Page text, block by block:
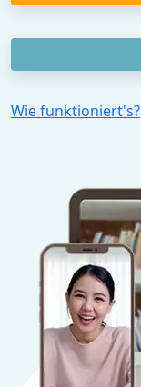
Wie funktioniert's?